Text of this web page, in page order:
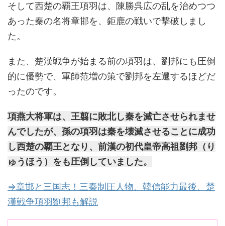
そして西楚の覇王項羽は、陳勝呉広の乱を治めつつ
あった秦の名将章邯を、鉅鹿の戦いで撃破しまし
た。
また、楚漢戦争が始まる前の項羽は、劉邦にも圧倒
的に優勢で、軍師范増の策で劉邦を左遷するほどだ
ったのです。
項燕大将軍は、王翦に敗北し秦を滅亡させられませ
んでしたが、孫の項羽は秦を壊滅させることに成功
し西楚の覇王となり、前漢の初代皇帝高祖劉邦（り
ゅうほう）をも圧倒していました。
⇒章邯と三国志！三秦制圧人物、韓信能力最後、楚
漢戦争項羽劉邦も解説